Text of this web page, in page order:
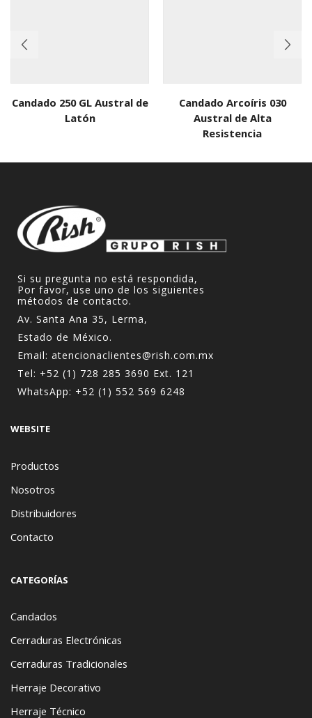
Candado 250 GL Austral de
Latón
Candado Arcoíris 030
Austral de Alta
Resistencia
Si su pregunta no está respondida,
Por favor, use uno de los siguientes
métodos de contacto.
Av. Santa Ana 35, Lerma,
Estado de México.
Email: atencionaclientes@rish.com.mx
Tel: +52 (1) 728 285 3690 Ext. 121
WhatsApp: +52 (1) 552 569 6248
WEBSITE
Productos
Nosotros
Distribuidores
Contacto
CATEGORÍAS
Candados
Cerraduras Electrónicas
Cerraduras Tradicionales
Herraje Decorativo
Herraje Técnico